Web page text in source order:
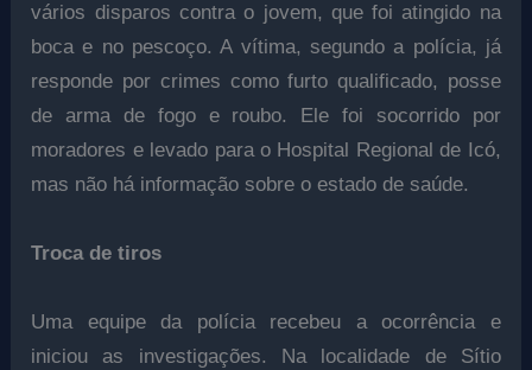
vários disparos contra o jovem, que foi atingido na
boca e no pescoço. A vítima, segundo a polícia, já
responde por crimes como furto qualificado, posse
de arma de fogo e roubo. Ele foi socorrido por
moradores e levado para o Hospital Regional de Icó,
mas não há informação sobre o estado de saúde.
Troca de tiros
Uma equipe da polícia recebeu a ocorrência e
iniciou as investigações. Na localidade de Sítio